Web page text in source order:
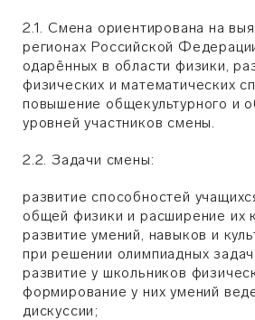
2.1. Смена ориентирована на
регионах Российской
одарённых в области физики,
физических и математических
повышение общекультурного и
уровней участников смены.
2.2. Задачи смены:
развитие способностей
общей физики и расширение их
развитие умений, навыков и
при решении олимпиадных
развитие у школьников
формирование у них умений
дискуссии;